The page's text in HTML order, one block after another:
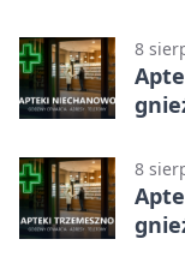
8
8